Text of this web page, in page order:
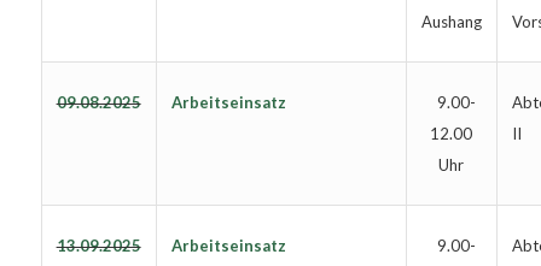
Aushang
09.08.2025 Arbeitseinsatz
9.00-
12.00
Uhr
II
13.09.2025 Arbeitseinsatz
9.00-